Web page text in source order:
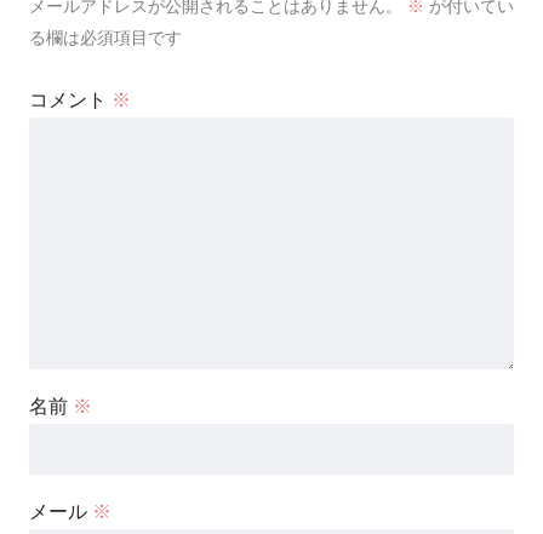
メールアドレスが公開されることはありません。 ※ が付いてい
る欄は必須項目です
コメント ※
名前 ※
メール ※